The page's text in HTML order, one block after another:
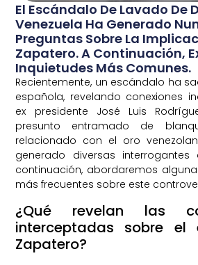
El Escándalo De Lavado De
Venezuela Ha Generado
Preguntas Sobre La
Zapatero. A Continuación,
Inquietudes Más Comunes.
Recientemente, un escándalo ha
española, revelando conexiones
ex presidente José Luis
presunto entramado de
relacionado con el oro
generado diversas
continuación, abordaremos
más frecuentes sobre este
¿Qué revelan las
interceptadas sobre el
Zapatero?